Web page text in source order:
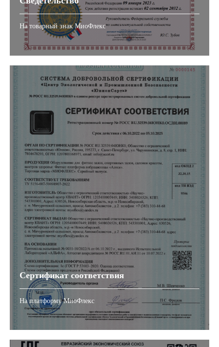
На товарный знак МиоФлекс
Сертификат соответствия
На платформу МиоФлекс